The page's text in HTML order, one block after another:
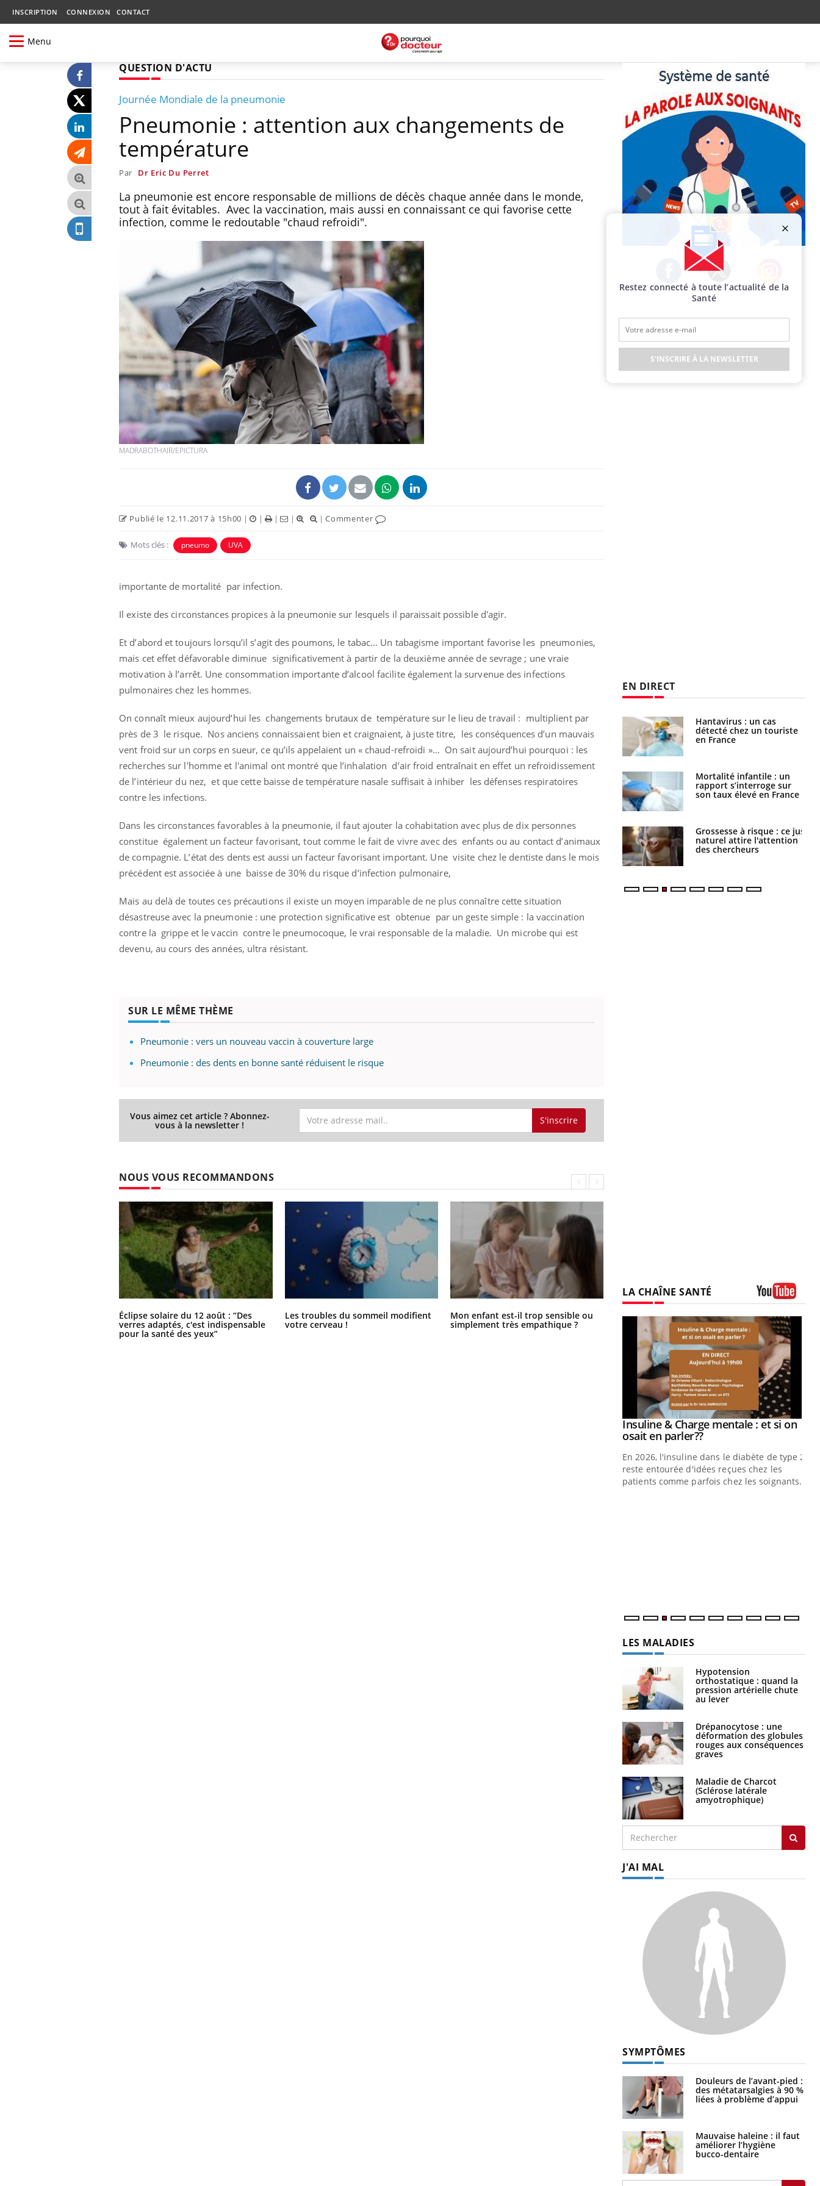
INSCRIPTION CONNEXION CONTACT
Menu
QUESTION D'ACTU
Journée Mondiale de la pneumonie
Pneumonie : attention aux changements de
température
Par Dr Eric Du Perret
La pneumonie est encore responsable de millions de décès chaque année dans le monde,
tout à fait évitables. Avec la vaccination, mais aussi en connaissant ce qui favorise cette
infection, comme le redoutable "chaud refroidi".
MADRABOTHAIR/EPICTURA
Publié le 12.11.2017 à 15h00 | | | | |Commenter
Mots clés : pneumo UVA
importante de mortalité par infection.
Il existe des circonstances propices à la pneumonie sur lesquels il paraissait possible d'agir.
Et d’abord et toujours lorsqu’il s’agit des poumons, le tabac… Un tabagisme important favorise les pneumonies,
mais cet effet défavorable diminue significativement à partir de la deuxième année de sevrage ; une vraie
motivation à l’arrêt. Une consommation importante d’alcool facilite également la survenue des infections
pulmonaires chez les hommes.
On connaît mieux aujourd’hui les changements brutaux de température sur le lieu de travail : multiplient par
près de 3 le risque. Nos anciens connaissaient bien et craignaient, à juste titre, les conséquences d’un mauvais
vent froid sur un corps en sueur, ce qu’ils appelaient un « chaud-refroidi »… On sait aujourd’hui pourquoi : les
recherches sur l'homme et l'animal ont montré que l’inhalation d’air froid entraînait en effet un refroidissement
de l’intérieur du nez, et que cette baisse de température nasale suffisait à inhiber les défenses respiratoires
contre les infections.
Dans les circonstances favorables à la pneumonie, il faut ajouter la cohabitation avec plus de dix personnes
constitue également un facteur favorisant, tout comme le fait de vivre avec des enfants ou au contact d’animaux
de compagnie. L’état des dents est aussi un facteur favorisant important. Une visite chez le dentiste dans le mois
précédent est associée à une baisse de 30% du risque d’infection pulmonaire,
Mais au delà de toutes ces précautions il existe un moyen imparable de ne plus connaître cette situation
désastreuse avec la pneumonie : une protection significative est obtenue par un geste simple : la vaccination
contre la grippe et le vaccin contre le pneumocoque, le vrai responsable de la maladie. Un microbe qui est
devenu, au cours des années, ultra résistant.
SUR LE MÊME THÈME
Pneumonie : vers un nouveau vaccin à couverture large
Pneumonie : des dents en bonne santé réduisent le risque
Vous aimez cet article ? Abonnez-
vous à la newsletter ! S'inscrire
NOUS VOUS RECOMMANDONS
Éclipse solaire du 12 août : “Des
verres adaptés, c'est indispensable
pour la santé des yeux”
Les troubles du sommeil modifient
votre cerveau !
Mon enfant est-il trop sensible ou
simplement très empathique ? trousse à pharmacie pour les
vacances ?
Facebook Twitter Instagram
EN DIRECT
Éclipse solaire du 12 août
: “Des verres adaptés,
c'est indispensable pour
la santé des yeux”
Les troubles du sommeil
modifient votre cerveau !
Mon enfant est-il trop
sensible ou simplement
très empathique ?
Bébés, jeunes enfants :
quelle trousse à
pharmacie pour les
vacances ?
Syndrome métabolique :
quels sont les meilleurs
Comment éviter une otite
pendant les vacances ?
Hantavirus : un cas
détecté chez un touriste
en France
Mortalité infantile : un
rapport s’interroge sur
son taux élevé en France
Grossesse à risque : ce jus
naturel attire l'attention
des chercheurs
Comment oublier les
écrans en vacances ?
Toujours connectés :
comment le travail
empiète de plus en plus
Cancer colorectal : une
stratégie simple aurait
changé la donne au Pays
LA CHAÎNE SANTÉ
Youtube
Insuline & Charge mentale : et si on
osait en parler??Youtube
En 2026, l'insuline dans le diabète de type 2
reste entourée d'idées reçues chez les
patients comme parfois chez les soignants.
LES MALADIES
Hypotension
orthostatique : quand la
pression artérielle chute
au lever
Drépanocytose : une
déformation des globules
rouges aux conséquences
graves
Maladie de Charcot
(Sclérose latérale
amyotrophique)
J'AI MAL
SYMPTÔMES
Douleurs de l’avant-pied :
des métatarsalgies à 90 %
liées à problème d’appui
Mauvaise haleine : il faut
améliorer l’hygiène
bucco-dentaire
Restez connecté à toute l’actualité de la
Santé
S'INSCRIRE À LA NEWSLETTER